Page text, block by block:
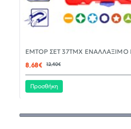
-
8,68€
12,40€
Προσθήκη